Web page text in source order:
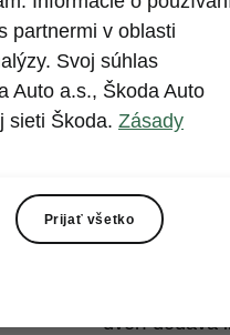
Priestoru
strede
s
matného
obrazovka
palubnej
keď bol volič
volant, má
pocit.
dverí dodáva
partnermi v oblasti
Svoj súhlas
Auto a.s., Škoda Auto
sieti Škoda. Zásady
Prijať všetko